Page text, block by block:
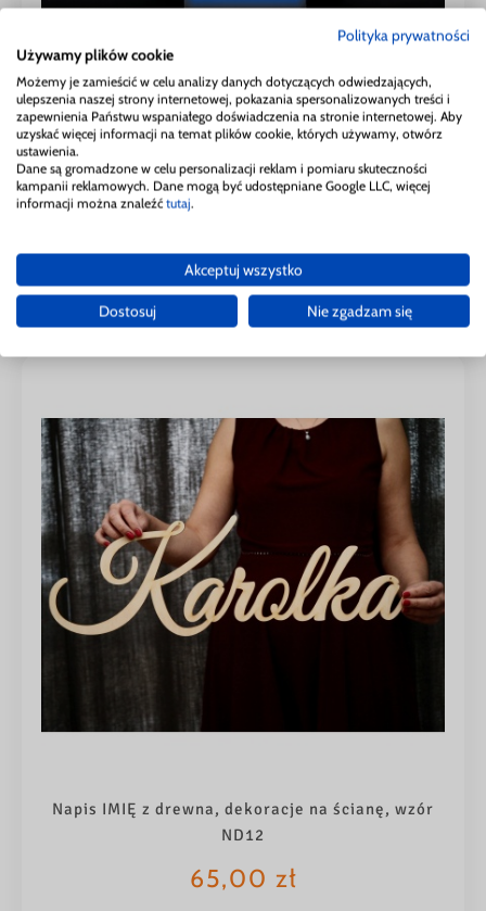
Lampka LED statuetka PIŁKA z imieniem, wzór
LED05
129,00
skonfiguruj swój produkt
Napis IMIĘ z drewna, dekoracje na ścianę, wzór
ND12
65,00 zł
Polityka prywatności
Używamy plików cookie
Możemy je zamieścić w celu analizy danych dotyczących odwiedzających,
ulepszenia naszej strony internetowej, pokazania spersonalizowanych treści i
zapewnienia Państwu wspaniałego doświadczenia na stronie internetowej. Aby
uzyskać więcej informacji na temat plików cookie, których używamy, otwórz
ustawienia.
Dane są gromadzone w celu personalizacji reklam i pomiaru skuteczności
kampanii reklamowych. Dane mogą być udostępniane Google LLC, więcej
informacji można znaleźć tutaj.
Akceptuj wszystko
Dostosuj Nie zgadzam się